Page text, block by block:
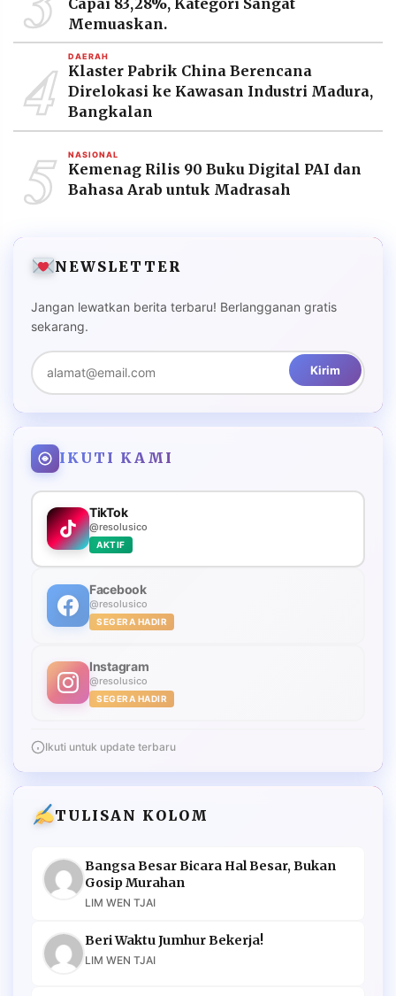
Memuaskan.
4 DAERAH
Klaster Pabrik China Berencana
Direlokasi ke Kawasan Industri Madura,
Bangkalan
5 NASIONAL
Kemenag Rilis 90 Buku Digital PAI dan
Bahasa Arab untuk Madrasah
NEWSLETTER
Jangan lewatkan berita terbaru! Berlangganan gratis
sekarang.
Kirim
IKUTI KAMI
TikTok
@resolusico
AKTIF
Facebook
@resolusico
SEGERA HADIR
Instagram
@resolusico
SEGERA HADIR
Ikuti untuk update terbaru
TULISAN KOLOM
Bangsa Besar Bicara Hal Besar, Bukan
Gosip Murahan
LIM WEN TJAI
Beri Waktu Jumhur Bekerja!
LIM WEN TJAI